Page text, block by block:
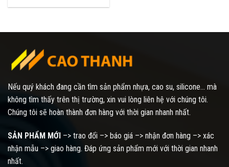
Nếu quý khách đang cần tìm sản phẩm nhựa, cao su, silicone... mà
không tìm thấy trên thị trường, xin vui lòng liên hệ với chúng tôi.
Chúng tôi sẽ hoàn thành đơn hàng với thời gian nhanh nhất.
SẢN PHẨM MỚI –> trao đổi –> báo giá –> nhận đơn hàng –> xác
nhận mẫu –> giao hàng. Đáp ứng sản phẩm mới với thời gian nhanh
nhất.